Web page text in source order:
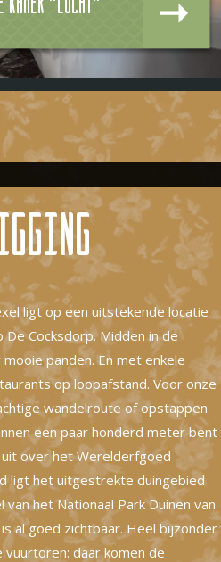
ligt op een uitstekende locatie
Cocksdorp. Midden in de
panden. En met enkele
op loopafstand. Voor onze
wandelroute of opstappen
een paar honderd meter bent
over het Werelderfgoed
ligt het uitgestrekte duingebied
het Nationaal Park Duinen van
al goed zichtbaar. Heel bijzonder
daar komen de